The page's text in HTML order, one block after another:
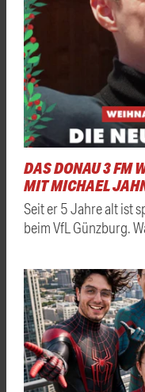
DAS DONAU 3 FM
MIT MICHAEL
Seit er 5 Jahre alt ist
beim VfL Günzburg.